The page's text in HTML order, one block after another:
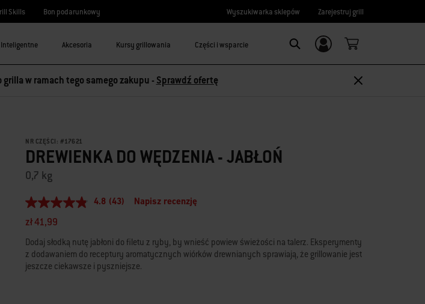
Skills Bon podarunkowy Wyszukiwarka sklepów Zarejestruj grill
Inteligentne Akcesoria Kursy grillowania Części i wsparcie
Logowanie/
rejestracja
w ramach tego samego zakupu - Sprawdź ofertę
NR CZĘŚCI: #17621
DREWIENKA DO WĘDZENIA - JABŁOŃ
0,7 kg
4.8
5
średnia
wartość
oceny.
Read
4.8 (43) Napisz recenzję
zł 41,99
Dodaj słodką nutę jabłoni do filetu z ryby, by wnieść powiew świeżości na talerz. Eksperymenty
z dodawaniem do receptury aromatycznych wiórków drewnianych sprawiają, że grillowanie jest
jeszcze ciekawsze i pyszniejsze.